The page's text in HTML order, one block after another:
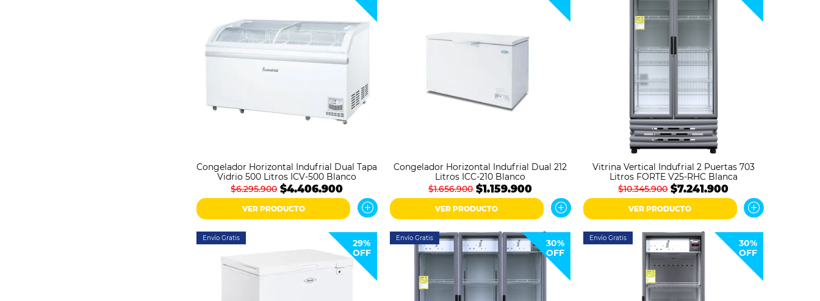
Congelador Horizontal Indufrial Dual Tapa
Vidrio 500 Litros ICV-500 Blanco
$6.295.900 $4.406.900
VER PRODUCTO
Congelador Horizontal Indufrial Dual 212
Litros ICC-210 Blanco
$1.656.900 $1.159.900
VER PRODUCTO
Vitrina Vertical Indufrial 2 Puertas 703
Litros FORTE V25-RHC Blanca
$10.345.900 $7.241.900
VER PRODUCTO
Envío Gratis
29%
OFF
Envío Gratis
30%
OFF
Envío Gratis
30%
OFF